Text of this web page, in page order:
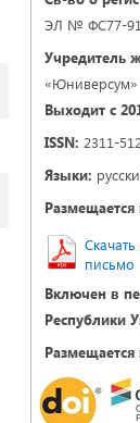
ЭЛ № ФС77-
Учредитель
«Юниверсум»
Выходит с
ISSN: 2311-
Языки:
Размещается
письмо
Включен в
Республики
Размещается